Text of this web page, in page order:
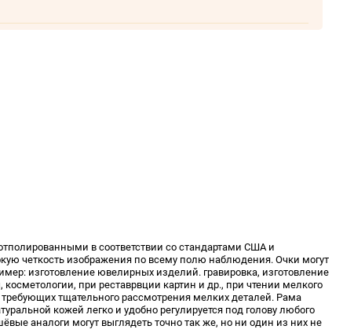
в соответствии со стандартами США и
четкость изображения по всему полю наблюдения. Очки могут
изготовление ювелирных изделий. гравировка, изготовление
при реставрвции картин и др., при чтении мелкого
тщательного рассмотрения мелких деталей. Рама
кожей легко и удобно регулируется под голову любого
аналоги могут выглядеть точно так же, но ни один из них не